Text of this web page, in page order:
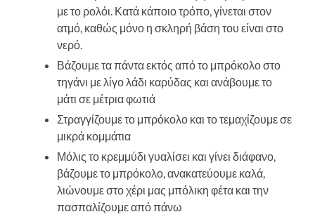
με το ρολόι. Κατά κάποιο τρόπο, γίνεται στον
ατμό, καθώς μόνο η σκληρή βάση του είναι στο
νερό.
Βάζουμε τα πάντα εκτός από το μπρόκολο στο
τηγάνι με λίγο λάδι καρύδας και ανάβουμε το
μάτι σε μέτρια φωτιά
Στραγγίζουμε το μπρόκολο και το τεμαχίζουμε σε
μικρά κομμάτια
Μόλις το κρεμμύδι γυαλίσει και γίνει διάφανο,
βάζουμε το μπρόκολο, ανακατεύουμε καλά,
λιώνουμε στο χέρι μας μπόλικη φέτα και την
πασπαλίζουμε από πάνω